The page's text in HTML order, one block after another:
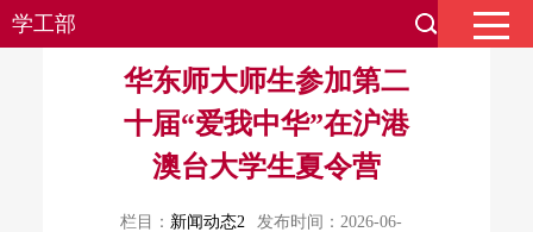
学工部
华东师大师生参加第二
十届“爱我中华”在沪港
澳台大学生夏令营
栏目： 新闻动态2
发布时间：2026-06-